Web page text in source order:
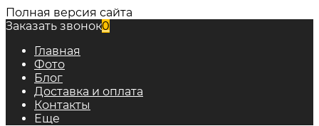
Полная версия сайта
Заказать звонок0
Главная
Фото
Блог
Доставка и оплата
Контакты
Еще